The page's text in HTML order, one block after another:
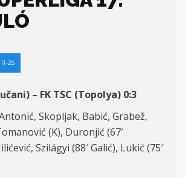
25
– FK TSC (Topolya) 0:3
Skopljak, Babić, Grabež,
(K), Duronjić (67′
Szilágyi (88′ Galić), Lukić (75′